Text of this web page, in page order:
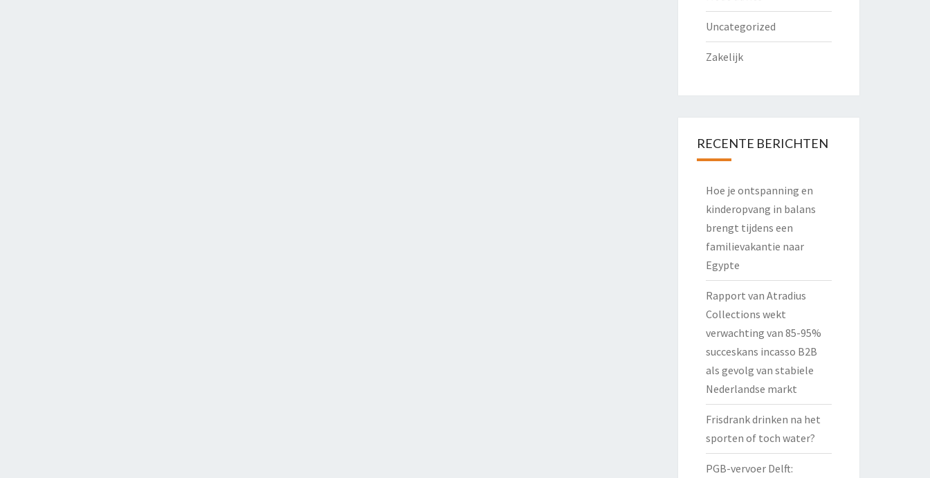
Uncategorized
Zakelijk
RECENTE BERICHTEN
Hoe je ontspanning en
kinderopvang in balans
brengt tijdens een
familievakantie naar
Egypte
Rapport van Atradius
Collections wekt
verwachting van 85-95%
succeskans incasso B2B
als gevolg van stabiele
Nederlandse markt
Frisdrank drinken na het
sporten of toch water?
PGB-vervoer Delft: